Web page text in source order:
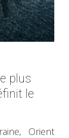
plus
le
Orient